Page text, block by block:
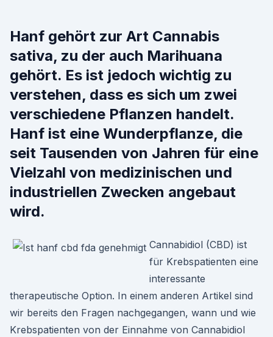
Hanf gehört zur Art Cannabis
sativa, zu der auch Marihuana
gehört. Es ist jedoch wichtig zu
verstehen, dass es sich um zwei
verschiedene Pflanzen handelt.
Hanf ist eine Wunderpflanze, die
seit Tausenden von Jahren für eine
Vielzahl von medizinischen und
industriellen Zwecken angebaut
wird.
Cannabidiol (CBD) ist
für Krebspatienten eine
interessante
therapeutische Option. In einem anderen Artikel sind
wir bereits den Fragen nachgegangen, wann und wie
Krebspatienten von der Einnahme von Cannabidiol